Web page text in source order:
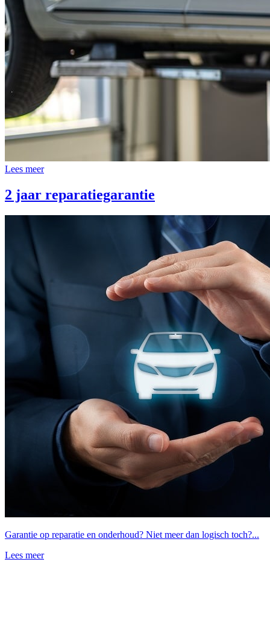
Lees meer
2 jaar reparatiegarantie
Garantie op reparatie en onderhoud? Niet meer dan logisch toch?...
Lees meer